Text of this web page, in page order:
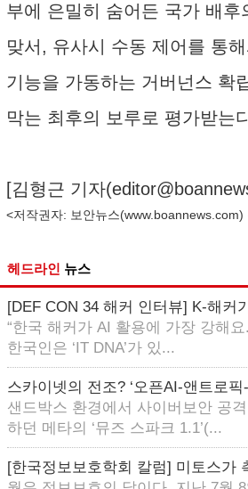
부에 은밀히 숨어든 국가 배후
맞서, 유사시 수동 제어를 통
기능을 가동하는 거버넌스 확
막는 최후의 보루로 평가받는
[김형근 기자(
<저작권자: 보안뉴스(www.boannews.com)
헤드라인 뉴스
[DEF CON 34 해커 인터뷰] K-해커
“한국 해커가 AI 활용에 가장 강해
한국인은 ‘IT DNA’가 있...
스카이넷의 전조? ‘오픈AI-앤트로픽
샌드박스 환경에서 사이버보안 공
하던 메타의 ‘뮤즈 스파크 1.1’(...
[한국정보보호학회 칼럼] 미토스가